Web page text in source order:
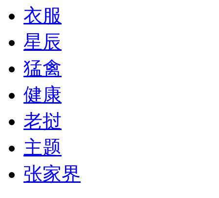
衣服
星辰
猛禽
健康
老挝
主题
张家界